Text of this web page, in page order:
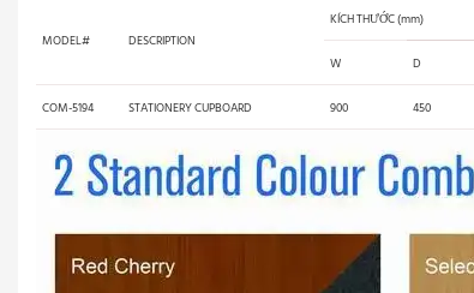
MODEL# DESCRIPTION
KÍCH THƯỚC (mm)
W
D
COM-5194 STATIONERY CUPBOARD 900 450